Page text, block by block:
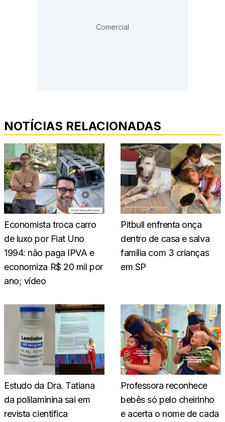
Comercial
NOTÍCIAS RELACIONADAS
Economista troca carro
de luxo por Fiat Uno
1994: não paga IPVA e
economiza R$ 20 mil por
ano; vídeo
Pitbull enfrenta onça
dentro de casa e salva
família com 3 crianças
em SP
Estudo da Dra. Tatiana
da polilaminina sai em
revista científica
Professora reconhece
bebês só pelo cheirinho
e acerta o nome de cada